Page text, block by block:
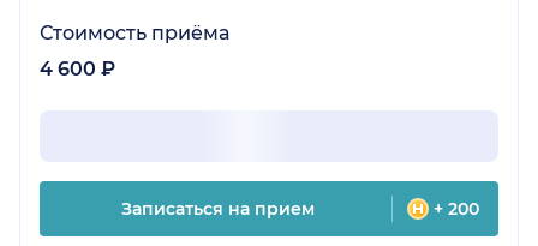
Стоимость приёма
4 600 ₽
Записаться на прием + 200